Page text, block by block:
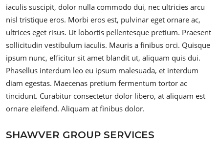
iaculis suscipit, dolor nulla commodo dui, nec ultricies arcu
nisl tristique eros. Morbi eros est, pulvinar eget ornare ac,
ultrices eget risus. Ut lobortis pellentesque pretium. Praesent
sollicitudin vestibulum iaculis. Mauris a finibus orci. Quisque
ipsum nunc, efficitur sit amet blandit ut, aliquam quis dui.
Phasellus interdum leo eu ipsum malesuada, et interdum
diam egestas. Maecenas pretium fermentum tortor ac
tincidunt. Curabitur consectetur dolor libero, at aliquam est
ornare eleifend. Aliquam at finibus dolor.
SHAWVER GROUP SERVICES